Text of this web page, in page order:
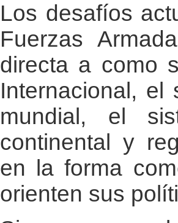
Los desafíos
Fuerzas
directa a como
Internacional, el
mundial, el
continental y
en la forma
orienten sus